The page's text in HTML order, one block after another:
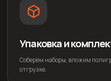
Упаковка и
Соберём наборы, вложим
отгрузке.